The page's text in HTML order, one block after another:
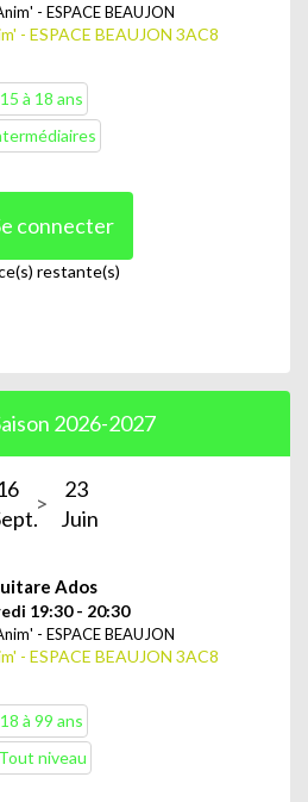
- ESPACE BEAUJON
- ESPACE BEAUJON 3AC8
15 à 18 ans
connecter
restante(s)
2026-2027
23
Juin
Ados
19:30 - 20:30
- ESPACE BEAUJON
- ESPACE BEAUJON 3AC8
18 à 99 ans
Tout niveau